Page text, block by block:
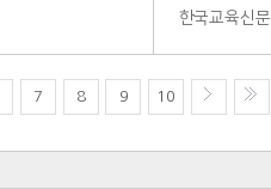
한국교육신문
7 8 9 10